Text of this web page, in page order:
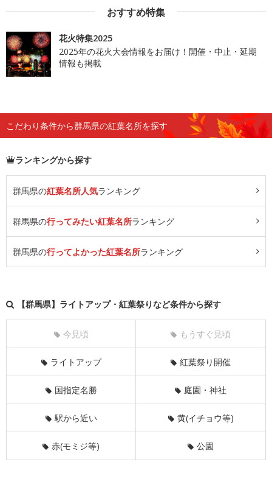
おすすめ特集
花火特集2025
2025年の花火大会情報をお届け！開催・中止・延期
情報も掲載
こだわり条件から群馬県の紅葉名所を探す
ランキングから探す
群馬県の紅葉名所人気ランキング
群馬県の行ってみたい紅葉名所ランキング
群馬県の行ってよかった紅葉名所ランキング
【群馬県】ライトアップ・紅葉祭りなど条件から探す
今見頃 もうすぐ見頃
ライトアップ 紅葉祭り開催
国指定名勝 庭園・神社
駅から近い 黄(イチョウ等)
赤(モミジ等) 公園